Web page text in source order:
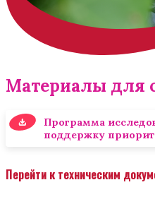
Материалы для
Программа
поддержку
Перейти к техническим